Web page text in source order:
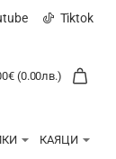
Tiktok
(0.00лв.)
КАЯЦИ